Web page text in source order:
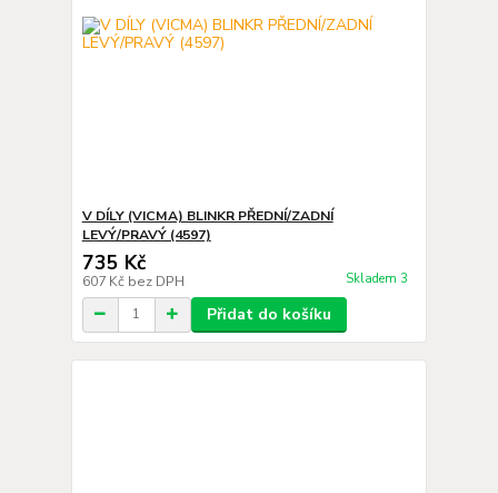
V DÍLY (VICMA) BLINKR PŘEDNÍ/ZADNÍ
LEVÝ/PRAVÝ (4597)
735 Kč
607 Kč bez DPH Skladem 3
Přidat do košíku